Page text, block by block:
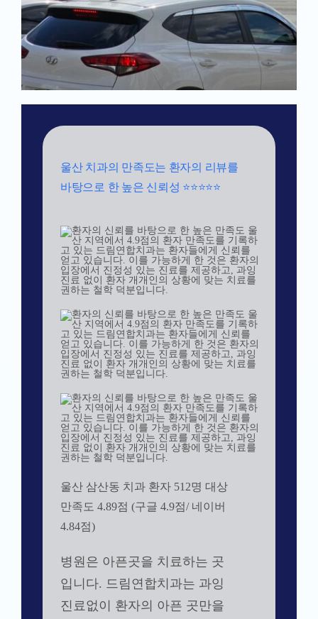
울산 치과의 만족도는 환자의 리뷰를
바탕으로 한 높은 신뢰성 ⭐⭐⭐⭐⭐
울산 삼산동 치과 환자 512명 대상
만족도 4.89점 (구글 4.9점/ 네이버
4.84점)
병원은 아픈곳을 치료하는 곳
입니다. 드림연합치과는 과잉
진료없이 환자의 아픈 곳만을